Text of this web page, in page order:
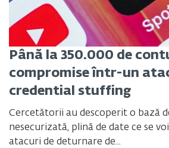
Până la 350.000 de
compromise într-un
credential stuffing
Cercetătorii au descoperit o bază
nesecurizată, plină de date ce se
atacuri de deturnare de...